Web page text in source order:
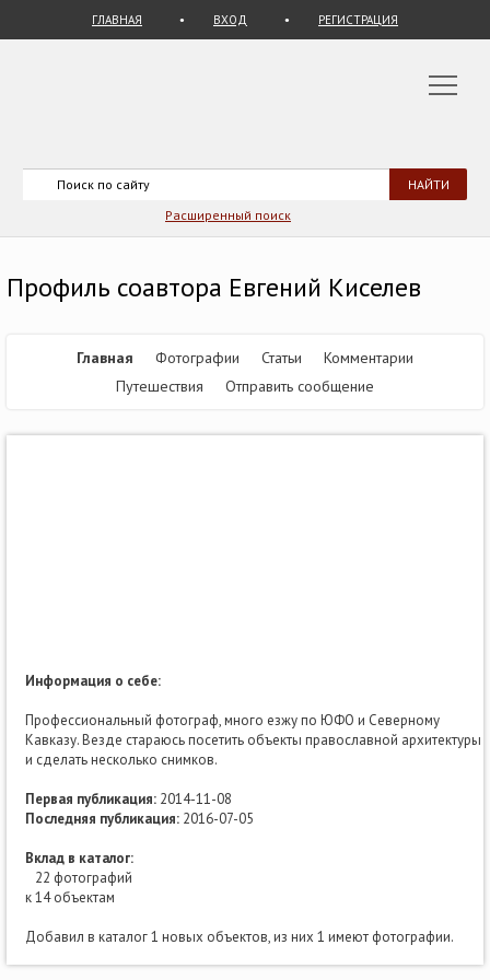
ГЛАВНАЯ ВХОД РЕГИСТРАЦИЯ
Расширенный поиск
Профиль соавтора Евгений Киселев
Главная Фотографии Статьи
Комментарии
Путешествия
Отправить сообщение
Информация о себе:
Профессиональный фотограф, много езжу по ЮФО и Северному
Кавказу. Везде стараюсь посетить объекты православной архитектуры
и сделать несколько снимков.
Первая публикация: 2014-11-08
Последняя публикация: 2016-07-05
Вклад в каталог:
22 фотографий
к 14 объектам
Добавил в каталог 1 новых объектов, из них 1 имеют фотографии.